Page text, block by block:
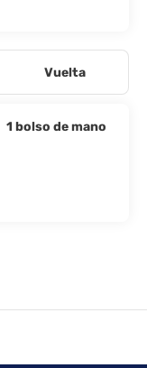
Vuelta
1 bolso de mano